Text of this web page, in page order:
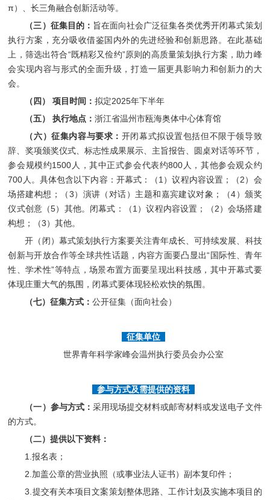
π）、长三角融合创新活动等。
（三）征集目的： 旨在面向社会广泛征集各类优秀开闭幕式策划
执行方案，充分吸收借鉴国内外的先进经验和创新思路。在此基础
上，筛选出符合“既精彩又俭约”原则的高质量策划执行方案，助力峰
会实现内容与形式的全面升级，打造一届更具影响力和创新力的大
会。
（四） 项目时间：拟定2025年下半年
（五） 执行地点：浙江省温州市瓯海奥体中心体育馆
（六）征集内容与要求： 开闭幕式拟设置包括但不限于领导致
辞、奖项颁奖仪式、标志性成果展示、主旨报告、圆桌对话等环节，
参会规模约1500人，其中正式参会代表约800人，其他参会观众约
700人。具体包含以下内容：开幕式：（1）议程内容设置；（2）会
场搭建构想；（3）演讲（对话）主题和嘉宾建议对象；（4）颁奖
仪式创意（5）其他。闭幕式：（1）议程内容设置；（2）会场搭建
构想；（3）其他。
开（闭）幕式策划执行方案要关注青年成长、可持续发展、科技
创新与开放合作等全球共性话题，内容方面要凸显出“国际性、青年
性、学术性”等特点，场景布置方面要呈现出科技感，其中开幕式要
体现庄重大气的氛围，闭幕式要体现轻松欢快的氛围。
（七）征集方式：公开征集（面向社会）
征集单位
世界青年科学家峰会温州执行委员会办公室
参与方式及需提供的资料
（一）参与方式： 采用现场提交材料或邮寄材料或发送电子文件
的方式。
（二）提供以下资料：
1.报名表；
2.加盖公章的营业执照（或事业法人证书）副本复印件；
3.提交有关本项目文案策划整体思路、工作计划及实施本项目的